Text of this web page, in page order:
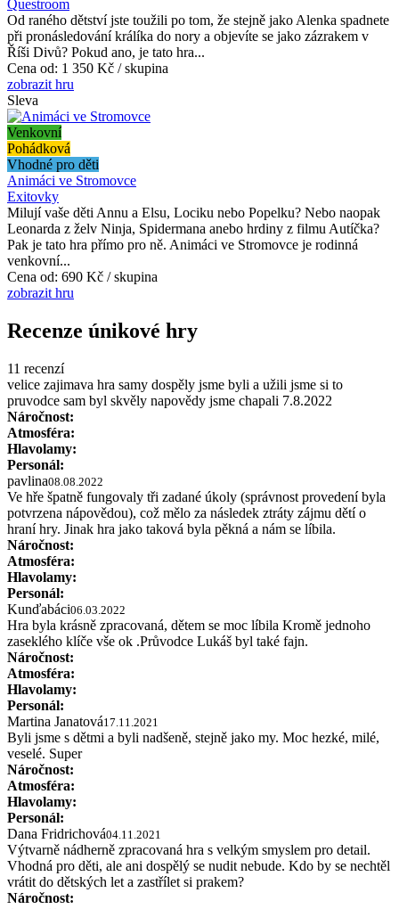
Questroom
Od raného dětství jste toužili po tom, že stejně jako Alenka spadnete
při pronásledování králíka do nory a objevíte se jako zázrakem v
Říši Divů? Pokud ano, je tato hra...
Cena od: 1 350 Kč / skupina
zobrazit hru
Sleva
Venkovní
Pohádková
Vhodné pro děti
Animáci ve Stromovce
Exitovky
Milují vaše děti Annu a Elsu, Lociku nebo Popelku? Nebo naopak
Leonarda z želv Ninja, Spidermana anebo hrdiny z filmu Autíčka?
Pak je tato hra přímo pro ně. Animáci ve Stromovce je rodinná
venkovní...
Cena od: 690 Kč / skupina
zobrazit hru
Recenze únikové hry
11 recenzí
velice zajimava hra samy dospěly jsme byli a užili jsme si to
pruvodce sam byl skvěly napovědy jsme chapali 7.8.2022
Náročnost:
Atmosféra:
Hlavolamy:
Personál:
pavlina08.08.2022
Ve hře špatně fungovaly tři zadané úkoly (správnost provedení byla
potvrzena nápovědou), což mělo za následek ztráty zájmu dětí o
hraní hry. Jinak hra jako taková byla pěkná a nám se líbila.
Náročnost:
Atmosféra:
Hlavolamy:
Personál:
Kunďabáci06.03.2022
Hra byla krásně zpracovaná, dětem se moc líbila Kromě jednoho
zaseklého klíče vše ok .Průvodce Lukáš byl také fajn.
Náročnost:
Atmosféra:
Hlavolamy:
Personál:
Martina Janatová17.11.2021
Byli jsme s dětmi a byli nadšeně, stejně jako my. Moc hezké, milé,
veselé. Super
Náročnost:
Atmosféra:
Hlavolamy:
Personál:
Dana Fridrichová04.11.2021
Výtvarně nádherně zpracovaná hra s velkým smyslem pro detail.
Vhodná pro děti, ale ani dospělý se nudit nebude. Kdo by se nechtěl
vrátit do dětských let a zastřílet si prakem?
Náročnost: